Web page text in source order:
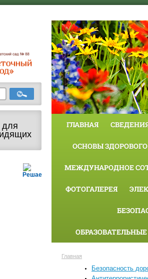
для
Решаем вместе
ГЛАВНАЯ
ОСНОВЫ
МЕЖДУНАРОДНОЕ
ФОТОГАЛЕРЕЯ
Главная
Безопасность